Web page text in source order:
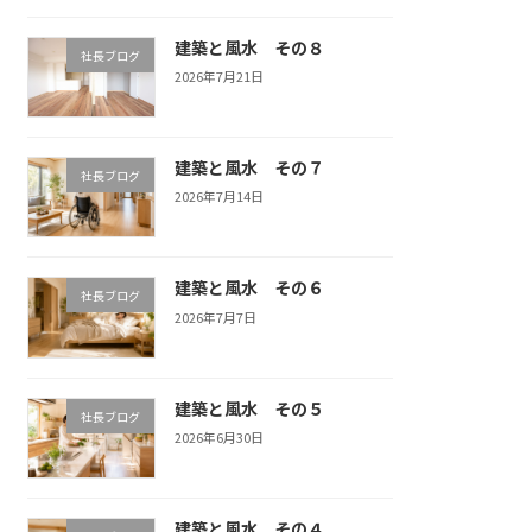
社長ブログ 建築と風水 その８
2026年7月21日
社長ブログ 建築と風水 その７
2026年7月14日
社長ブログ 建築と風水 その６
2026年7月7日
社長ブログ 建築と風水 その５
2026年6月30日